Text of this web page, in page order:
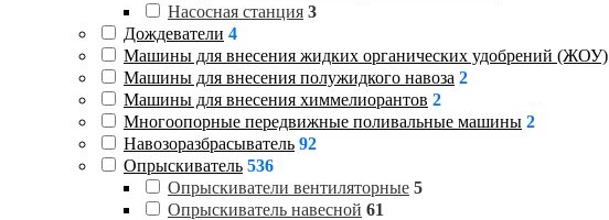
Насосная станция 3
Дождеватели 4
Машины для внесения жидких органических удобрений (ЖОУ)
Машины для внесения полужидкого навоза 2
Машины для внесения химмелиорантов 2
Многоопорные передвижные поливальные машины 2
Навозоразбрасыватель 92
Опрыскиватель 536
Опрыскиватели вентиляторные 5
Опрыскиватель навесной 61